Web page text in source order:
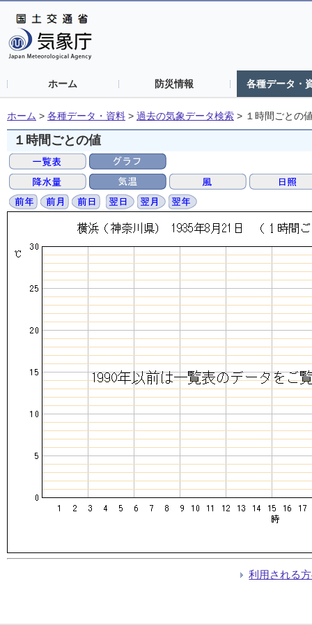
ホーム 防災情報 各種データ・
ホーム > 各種データ・資料 > 過去の気象データ検索 > １時間ごとの
１時間ごとの値
利用される